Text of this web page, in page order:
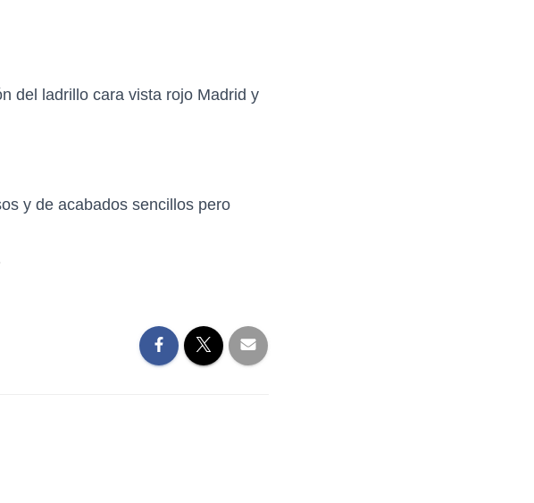
del ladrillo cara vista rojo Madrid y
y de acabados sencillos pero